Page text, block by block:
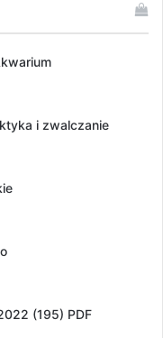
i zwalczanie
(195) PDF